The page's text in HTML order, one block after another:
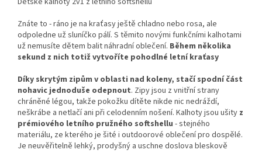
Znáte to - ráno je na kraťasy ještě chladno nebo rosa, ale
odpoledne už sluníčko pálí. S těmito novými funkčními kalhotami
už nemusíte dětem balit náhradní oblečení. Během několika
sekund z nich totiž vytvoříte pohodlné letní kraťasy
Díky skrytým zipům v oblasti nad koleny, stačí spodní část
nohavic jednoduše odepnout. Zipy jsou z vnitřní strany
chráněné légou, takže pokožku dítěte nikde nic nedráždí,
neškrábe a netlačí ani při celodenním nošení. Kalhoty jsou ušity z
prémiového letního pružného softshellu - stejného
materiálu, ze kterého je šité i outdoorové oblečení pro dospělé.
Je neuvěřitelně lehký, prodyšný a uschne doslova bleskově